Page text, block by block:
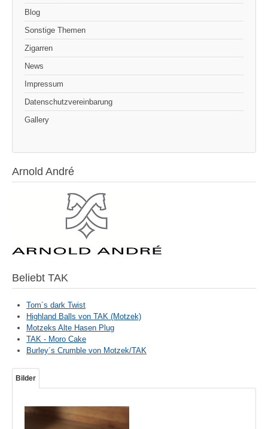
Blog
Sonstige Themen
Zigarren
News
Impressum
Datenschutzvereinbarung
Gallery
Arnold André
Beliebt TAK
Tom´s dark Twist
Highland Balls von TAK (Motzek)
Motzeks Alte Hasen Plug
TAK - Moro Cake
Burley´s Crumble von Motzek/TAK
Bilder